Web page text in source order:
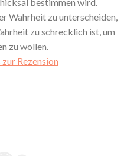
Wahrheit zu unterscheiden,
zu schrecklich ist, um
zu wollen.
Rezension